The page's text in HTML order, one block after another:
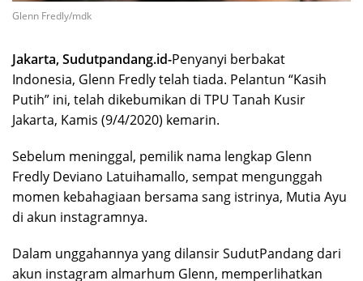
Glenn Fredly/mdk
Jakarta, Sudutpandang.id-Penyanyi berbakat
Indonesia, Glenn Fredly telah tiada. Pelantun “Kasih
Putih” ini, telah dikebumikan di TPU Tanah Kusir
Jakarta, Kamis (9/4/2020) kemarin.
Sebelum meninggal, pemilik nama lengkap Glenn
Fredly Deviano Latuihamallo, sempat mengunggah
momen kebahagiaan bersama sang istrinya, Mutia Ayu
di akun instagramnya.
Dalam unggahannya yang dilansir SudutPandang dari
akun instagram almarhum Glenn, memperlihatkan